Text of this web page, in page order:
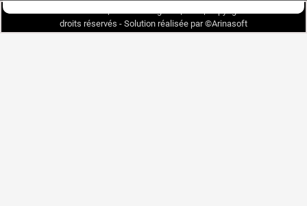
© FLORIDA2026
Chartes de confidentialité
Copyright © 2026 - Tous
droits réservés - Solution réalisée par ©Arinasoft